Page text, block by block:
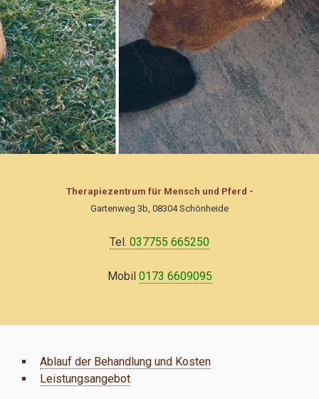
Therapiezentrum für Mensch und Pferd -
Gartenweg 3b, 08304 Schönheide
Tel. 037755 665250
Mobil 0173 6609095
Ablauf der Behandlung und Kosten
Leistungsangebot